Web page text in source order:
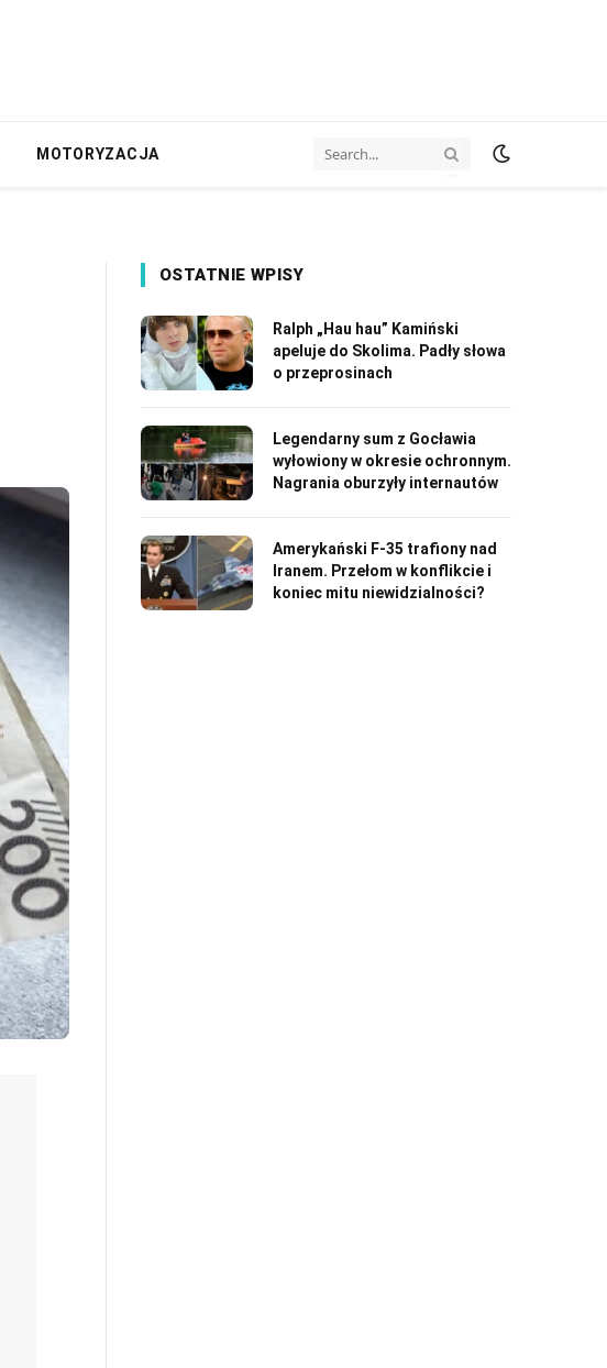
MOTORYZACJA
OSTATNIE WPISY
Ralph „Hau hau” Kamiński
apeluje do Skolima. Padły słowa
o przeprosinach
Legendarny sum z Gocławia
wyłowiony w okresie ochronnym.
Nagrania oburzyły internautów
Amerykański F-35 trafiony nad
Iranem. Przełom w konflikcie i
koniec mitu niewidzialności?